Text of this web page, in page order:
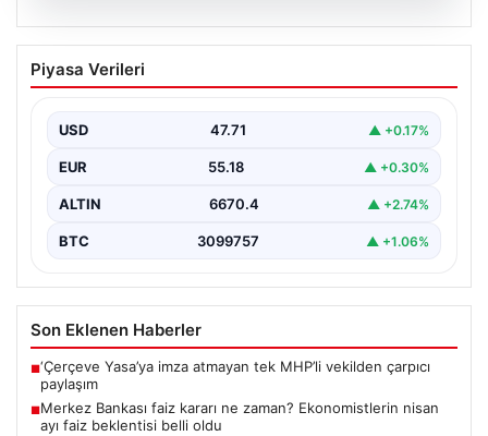
05.08.2026
Merkez Bankası faiz kararı ne zaman?
Ekonomistlerin nisan ayı faiz beklentisi
Piyasa Verileri
USD 47.71 ▲ +0.17%
EUR 55.18 ▲ +0.30%
ALTIN 6670.4 ▲ +2.74%
BTC 3099757 ▲ +1.06%
Son Eklenen Haberler
■‘Çerçeve Yasa’ya imza atmayan tek MHP’li vekilden çarpıcı
paylaşım
■Merkez Bankası faiz kararı ne zaman? Ekonomistlerin nisan
ayı faiz beklentisi belli oldu